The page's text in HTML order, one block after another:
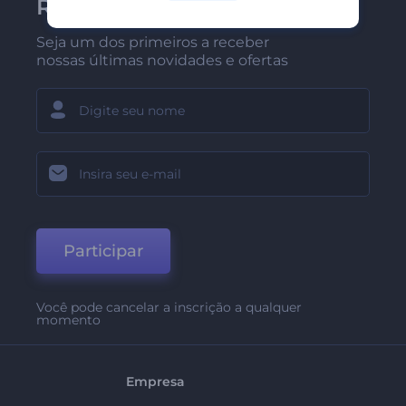
Renderforest
Seja um dos primeiros a receber
nossas últimas novidades e ofertas
Participar
Você pode cancelar a inscrição a qualquer
momento
Empresa